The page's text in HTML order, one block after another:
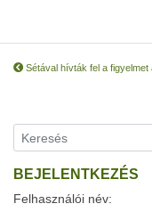
Sétával hívták fel a
BEJELENTKEZÉS
Felhasználói név: